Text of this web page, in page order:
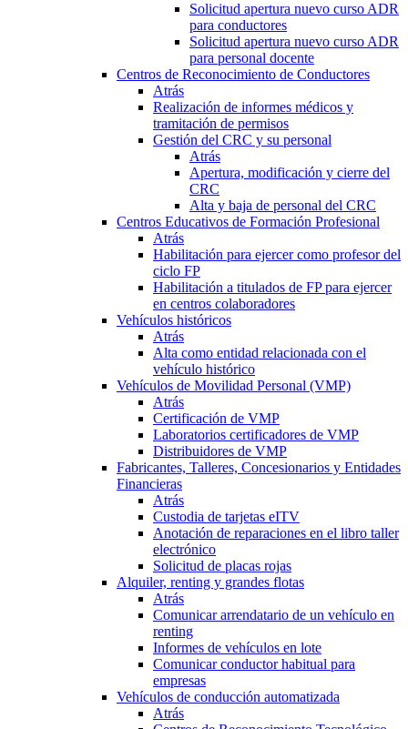
Solicitud apertura nuevo curso ADR
para conductores
Solicitud apertura nuevo curso ADR
para personal docente
Centros de Reconocimiento de Conductores
Atrás
Realización de informes médicos y
tramitación de permisos
Gestión del CRC y su personal
Atrás
Apertura, modificación y cierre del
CRC
Alta y baja de personal del CRC
Centros Educativos de Formación Profesional
Atrás
Habilitación para ejercer como profesor del
ciclo FP
Habilitación a titulados de FP para ejercer
en centros colaboradores
Vehículos históricos
Atrás
Alta como entidad relacionada con el
vehículo histórico
Vehículos de Movilidad Personal (VMP)
Atrás
Certificación de VMP
Laboratorios certificadores de VMP
Distribuidores de VMP
Fabricantes, Talleres, Concesionarios y Entidades
Financieras
Atrás
Custodia de tarjetas eITV
Anotación de reparaciones en el libro taller
electrónico
Solicitud de placas rojas
Alquiler, renting y grandes flotas
Atrás
Comunicar arrendatario de un vehículo en
renting
Informes de vehículos en lote
Comunicar conductor habitual para
empresas
Vehículos de conducción automatizada
Atrás